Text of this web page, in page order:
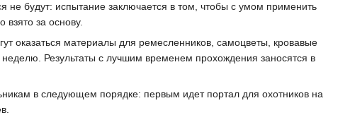
будут: испытание заключается в том, чтобы с умом применить
за основу.
оказаться материалы для ремесленников, самоцветы, кровавые
Результаты с лучшим временем прохождения заносятся в
в следующем порядке: первым идет портал для охотников на